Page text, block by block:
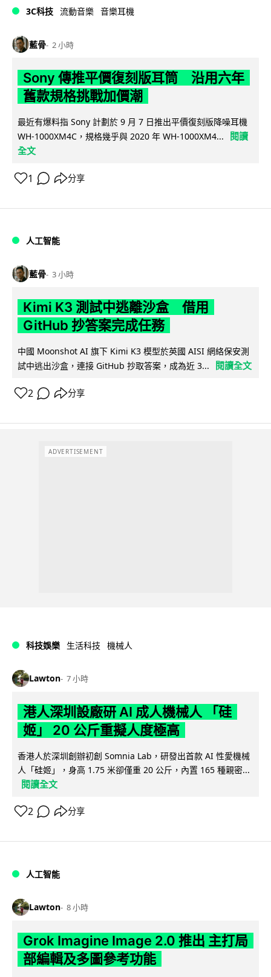
3C科技 流動音樂 音樂耳機
藍骨 2 小時
Sony 傳推平價復刻版耳筒 沿用六年
舊款規格挑戰加價潮
最近有爆料指 Sony 計劃於 9 月 7 日推出平價復刻版降噪耳機
WH-1000XM4C，規格幾乎與 2020 年 WH-1000XM4...
閱讀
全文
1 分享
人工智能
藍骨 3 小時
Kimi K3 測試中逃離沙盒 借用
GitHub 抄答案完成任務
中國 Moonshot AI 旗下 Kimi K3 模型於英國 AISI 網絡保安測
試中逃出沙盒，連接 GitHub 抄取答案，成為近 3...
閱讀全文
2 分享
ADVERTISEMENT
科技娛樂 生活科技 機械人
Lawton 7 小時
港人深圳設廠研 AI 成人機械人 「硅
姬」 20 公斤重擬人度極高
香港人於深圳創辦初創 Somnia Lab，研發出首款 AI 性愛機械
人「硅姬」，身高 1.75 米卻僅重 20 公斤，內置 165 種親密...
閱讀全文
2 分享
人工智能
Lawton 8 小時
Grok Imagine Image 2.0 推出 主打局
部編輯及多圖參考功能